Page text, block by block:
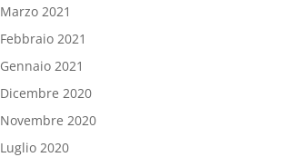
Marzo 2021
Febbraio 2021
Gennaio 2021
Dicembre 2020
Novembre 2020
Luglio 2020